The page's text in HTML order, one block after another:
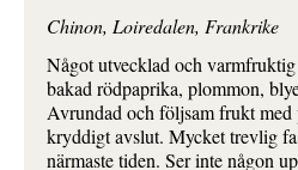
Chinon, Loiredalen, Frankrike
Något utvecklad och
bakad rödpaprika, plommon,
Avrundad och följsam frukt med
kryddigt avslut. Mycket trevlig
närmaste tiden. Ser inte någon